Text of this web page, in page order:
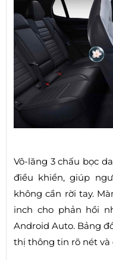
Vô-lăng 3 chấu bọc
điều khiển, giúp
không cần rời tay.
inch cho phản hồi
Android Auto. Bảng
thị thông tin rõ nét và